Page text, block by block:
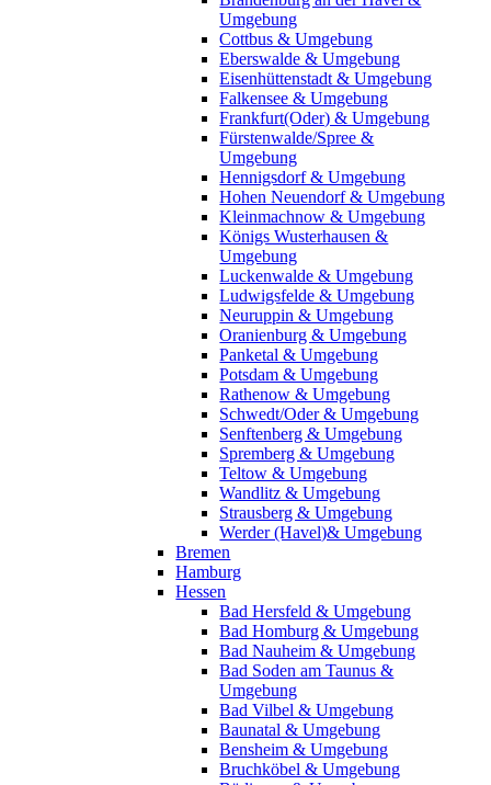
Umgebung
Cottbus & Umgebung
Eberswalde & Umgebung
Eisenhüttenstadt & Umgebung
Falkensee & Umgebung
Frankfurt(Oder) & Umgebung
Fürstenwalde/Spree &
Umgebung
Hennigsdorf & Umgebung
Hohen Neuendorf & Umgebung
Kleinmachnow & Umgebung
Königs Wusterhausen &
Umgebung
Luckenwalde & Umgebung
Ludwigsfelde & Umgebung
Neuruppin & Umgebung
Oranienburg & Umgebung
Panketal & Umgebung
Potsdam & Umgebung
Rathenow & Umgebung
Schwedt/Oder & Umgebung
Senftenberg & Umgebung
Spremberg & Umgebung
Teltow & Umgebung
Wandlitz & Umgebung
Strausberg & Umgebung
Werder (Havel)& Umgebung
Bremen
Hamburg
Hessen
Bad Hersfeld & Umgebung
Bad Homburg & Umgebung
Bad Nauheim & Umgebung
Bad Soden am Taunus &
Umgebung
Bad Vilbel & Umgebung
Baunatal & Umgebung
Bensheim & Umgebung
Bruchköbel & Umgebung